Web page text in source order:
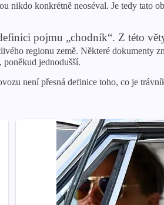
konkrétně neoséval. Je tedy tato
pojmu „chodník“. Z této
regionu země. Některé dokumenty
jednodušší.
není přesná definice toho, co je